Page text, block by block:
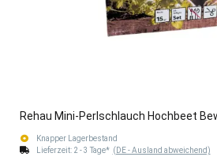
Rehau Mini-Perlschlauch Hochbeet
Knapper Lagerbestand
Lieferzeit: 2 - 3 Tage* (DE - Ausland abweichend)